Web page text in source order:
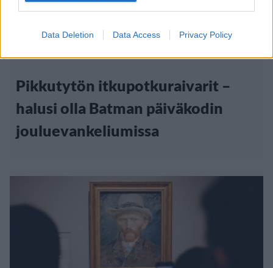
Data Deletion Data Access Privacy Policy
Pikkutytön itkupotkuraivarit –
halusi olla Batman päiväkodin
jouluevankeliumissa